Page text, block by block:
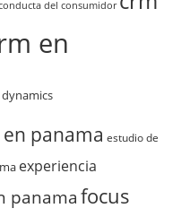
del consumidor
en
dynamics
panama estudio de
experiencia
panama focus